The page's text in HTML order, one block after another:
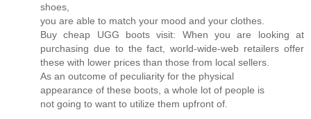
shoes,
you are able to match your mood and your clothes.
Buy cheap UGG boots visit: When you are looking at
purchasing due to the fact, world-wide-web retailers offer
these with lower prices than those from local sellers.
As an outcome of peculiarity for the physical
appearance of these boots, a whole lot of people is
not going to want to utilize them upfront of.